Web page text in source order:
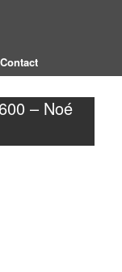
Contact
– Noé